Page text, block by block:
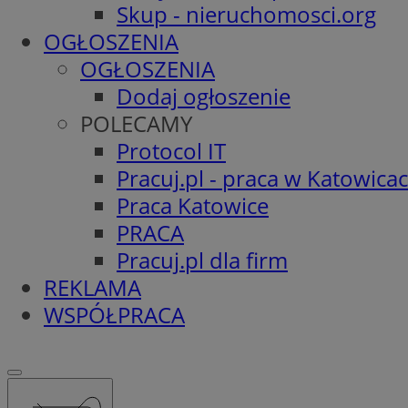
Skup - nieruchomosci.org
OGŁOSZENIA
OGŁOSZENIA
Dodaj ogłoszenie
POLECAMY
Protocol IT
Pracuj.pl - praca w
Praca Katowice
PRACA
Pracuj.pl dla firm
REKLAMA
WSPÓŁPRACA